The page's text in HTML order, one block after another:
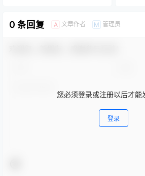
0 条回复 A 文章作者 M 管理员
您必须登录或注册以后才能
登录